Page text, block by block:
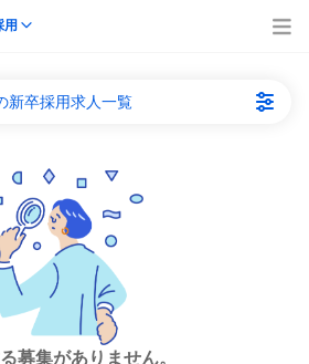
用
新卒採用求人一覧
募集がありません。